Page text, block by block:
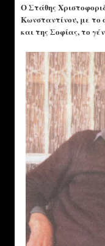
Ο Στάθης
Κωνσταντίνου, με το
και της Σοφίας, το